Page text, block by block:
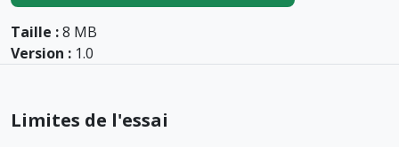
Taille :8 MB
Version : 1.0
Limites de l'essai